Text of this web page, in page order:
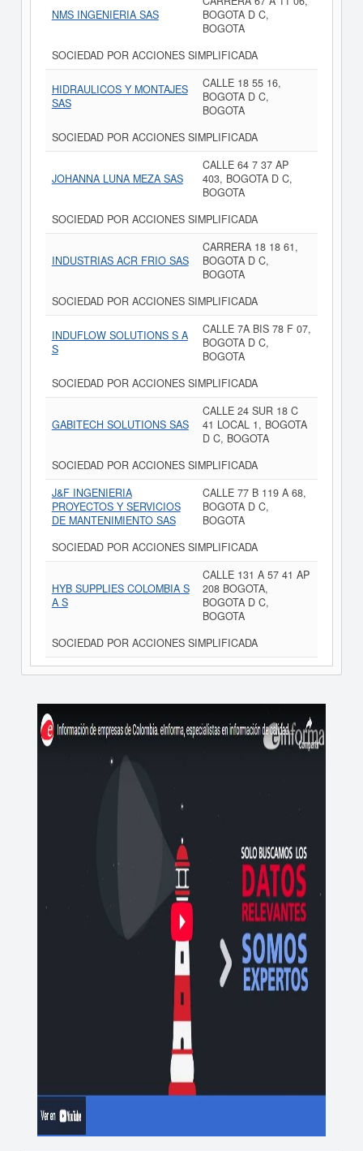
NMS INGENIERIA SAS
BOGOTA D C,
BOGOTA
SOCIEDAD POR ACCIONES SIMPLIFICADA
HIDRAULICOS Y MONTAJES
SAS
CALLE 18 55 16,
BOGOTA D C,
BOGOTA
SOCIEDAD POR ACCIONES SIMPLIFICADA
JOHANNA LUNA MEZA SAS
CALLE 64 7 37 AP
403, BOGOTA D C,
BOGOTA
SOCIEDAD POR ACCIONES SIMPLIFICADA
INDUSTRIAS ACR FRIO SAS
CARRERA 18 18 61,
BOGOTA D C,
BOGOTA
SOCIEDAD POR ACCIONES SIMPLIFICADA
INDUFLOW SOLUTIONS S A
S
CALLE 7A BIS 78 F 07,
BOGOTA D C,
BOGOTA
SOCIEDAD POR ACCIONES SIMPLIFICADA
GABITECH SOLUTIONS SAS
CALLE 24 SUR 18 C
41 LOCAL 1, BOGOTA
D C, BOGOTA
SOCIEDAD POR ACCIONES SIMPLIFICADA
J&F INGENIERIA
PROYECTOS Y SERVICIOS
DE MANTENIMIENTO SAS
CALLE 77 B 119 A 68,
BOGOTA D C,
BOGOTA
SOCIEDAD POR ACCIONES SIMPLIFICADA
HYB SUPPLIES COLOMBIA S
A S
CALLE 131 A 57 41 AP
208 BOGOTA,
BOGOTA D C,
BOGOTA
SOCIEDAD POR ACCIONES SIMPLIFICADA